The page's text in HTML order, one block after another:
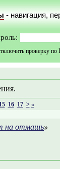
- навигация,
проверку по
15 16 17 > »
на отмашь»